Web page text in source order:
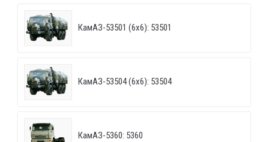
КамАЗ-53501 (6х6): 53501
КамАЗ-53504 (6х6): 53504
КамАЗ-5360: 5360